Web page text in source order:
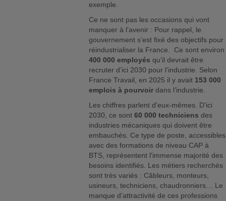
exemple.
Ce ne sont pas les occasions qui vont
manquer à l’avenir : Pour rappel, le
gouvernement s’est fixé des objectifs pour
réindustrialiser la France. Ce sont environ
400 000 employés qu’il devrait être
recruter d’ici 2030 pour l’industrie. Selon
France Travail, en 2025 il y avait 153 000
emplois à pourvoir dans l’industrie.
Les chiffres parlent d'eux-mêmes. D'ici
2030, ce sont60 000 techniciens des
industries mécaniques qui doivent être
embauchés. Ce type de poste, accessibles
avec des formations de niveau CAP à
BTS, représentent l'immense majorité des
besoins identifiés. Les métiers recherchés
sont très variés : Câbleurs, monteurs,
usineurs, techniciens, chaudronniers… Le
manque d’attractivité de ces professions